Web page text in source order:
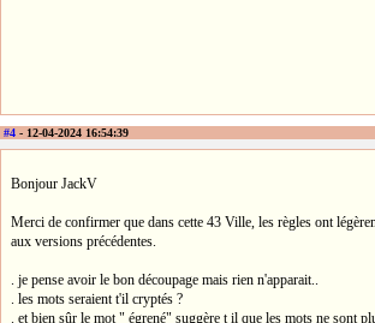
#4 - 12-04-2024 16:54:39
Bonjour JackV
Merci de confirmer que dans cette 43 Ville, les règles ont
aux versions précédentes.
. je pense avoir le bon découpage mais rien n'apparait..
. les mots seraient t'il cryptés ?
. et bien sûr le mot " égrené" suggère t il que les mots ne sont